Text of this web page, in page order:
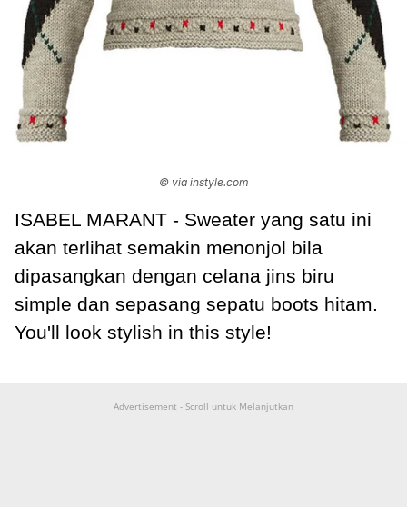
© via instyle.com
ISABEL MARANT - Sweater yang satu ini
akan terlihat semakin menonjol bila
dipasangkan dengan celana jins biru
simple dan sepasang sepatu boots hitam.
You'll look stylish in this style!
Advertisement - Scroll untuk Melanjutkan